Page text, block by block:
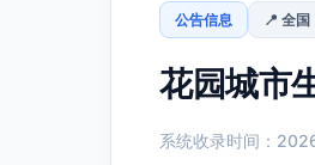
公告信息 📍 全国
花园城市
系统收录时间：